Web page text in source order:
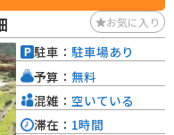
光スポットも点在しており、
富有柿を使ったジュースやジ
お気に入り
駐車： 駐車場あり
予算： 無料
混雑： 空いている
滞在： 1時間